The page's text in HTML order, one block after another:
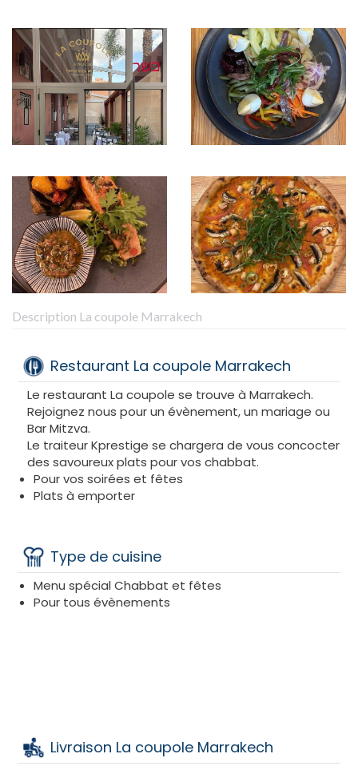
Description La coupole Marrakech
Restaurant La coupole Marrakech
Le restaurant La coupole se trouve à Marrakech.
Rejoignez nous pour un évènement, un mariage ou
Bar Mitzva.
Le traiteur Kprestige se chargera de vous concocter
des savoureux plats pour vos chabbat.
Pour vos soirées et fêtes
Plats à emporter
Type de cuisine
Menu spécial Chabbat et fêtes
Pour tous évènements
Livraison La coupole Marrakech